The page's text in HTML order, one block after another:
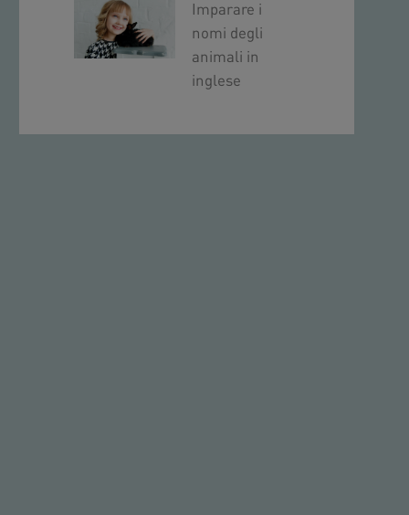
Imparare i
nomi degli
animali in
inglese